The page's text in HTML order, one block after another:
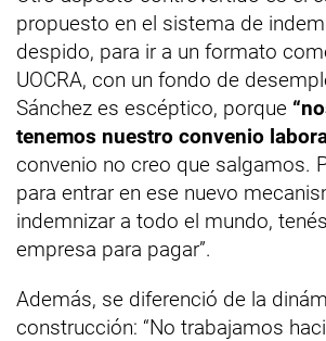
propuesto en el sistema de
despido, para ir a un formato
UOCRA, con un fondo de
Sánchez es escéptico, porque
tenemos nuestro convenio
convenio no creo que salgamos.
para entrar en ese nuevo
indemnizar a todo el mundo,
empresa para pagar”.
Además, se diferenció de la
construcción: “No trabajamos